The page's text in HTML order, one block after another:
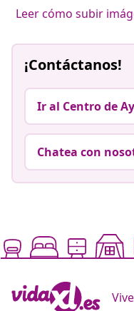
Leer cómo subir
¡Contáctanos!
Ir al Centro de
Chatea con